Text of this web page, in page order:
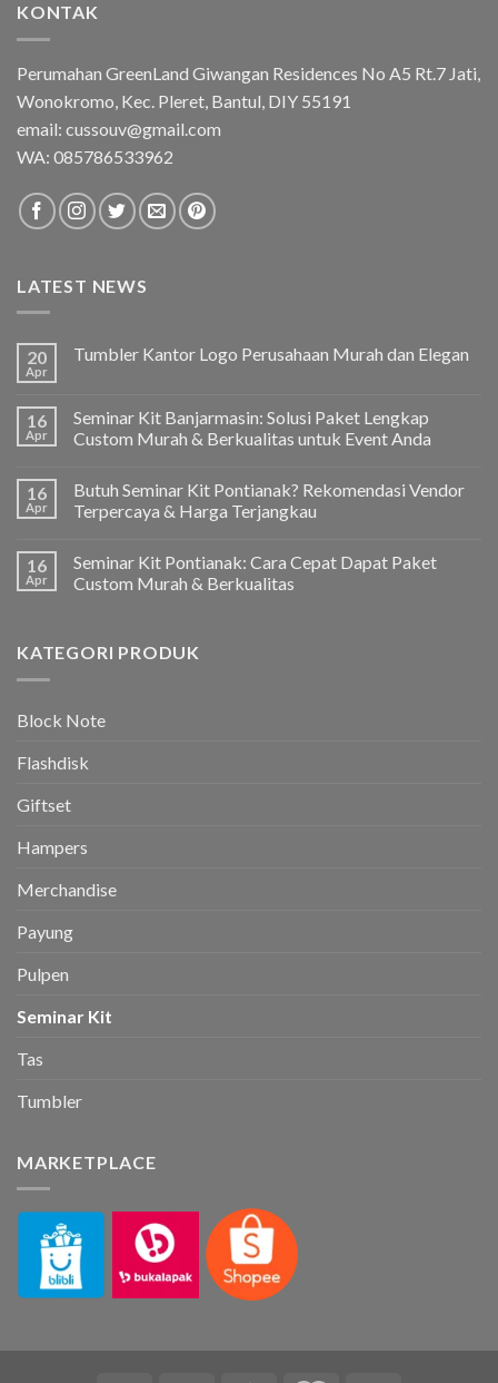
KONTAK
Perumahan GreenLand Giwangan Residences No A5 Rt.7 Jati,
Wonokromo, Kec. Pleret, Bantul, DIY 55191
email: cussouv@gmail.com
WA: 085786533962
LATEST NEWS
20
Apr
Tumbler Kantor Logo Perusahaan Murah dan Elegan
16
Apr
Seminar Kit Banjarmasin: Solusi Paket Lengkap
Custom Murah & Berkualitas untuk Event Anda
16
Apr
Butuh Seminar Kit Pontianak? Rekomendasi Vendor
Terpercaya & Harga Terjangkau
16
Apr
Seminar Kit Pontianak: Cara Cepat Dapat Paket
Custom Murah & Berkualitas
KATEGORI PRODUK
Block Note
Flashdisk
Giftset
Hampers
Merchandise
Payung
Pulpen
Seminar Kit
Tas
Tumbler
MARKETPLACE